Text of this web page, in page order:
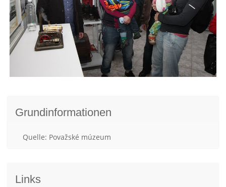
Grundinformationen
Quelle: Považské múzeum
Links